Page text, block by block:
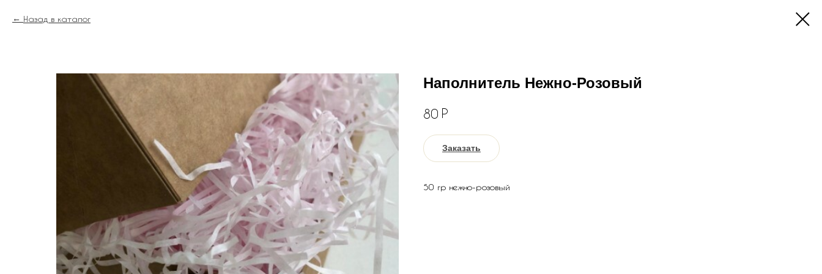
Назад в каталог
Наполнитель Нежно-Розовый
80 Р
Заказать
50 гр нежно-розовый